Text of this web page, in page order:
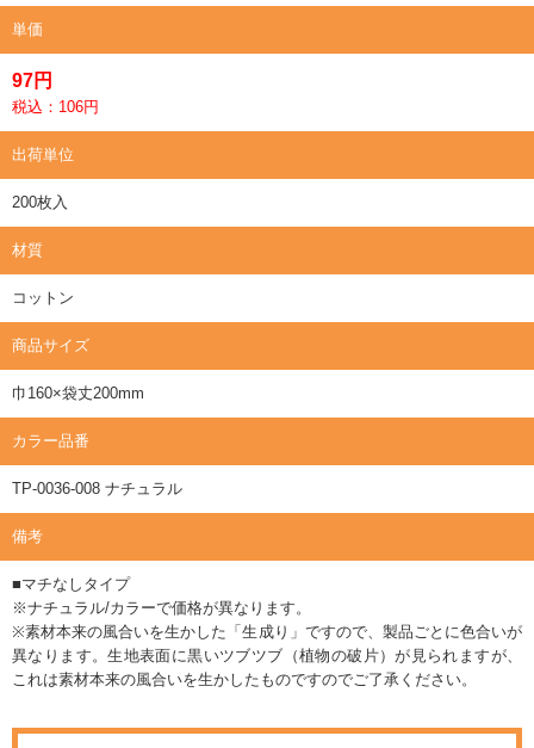
単価
97円
税込：106円
出荷単位
200枚入
材質
コットン
商品サイズ
巾160×袋丈200mm
カラー品番
TP-0036-008 ナチュラル
備考
■マチなしタイプ
※ナチュラル/カラーで価格が異なります。
※素材本来の風合いを生かした「生成り」ですので、製品ごとに色合いが
異なります。生地表面に黒いツブツブ（植物の破片）が見られますが、
これは素材本来の風合いを生かしたものですのでご了承ください。